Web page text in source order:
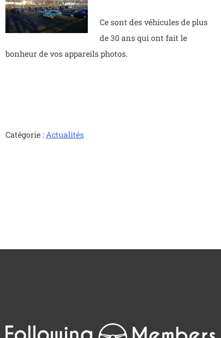
Ce sont des véhicules de plus
de 30 ans qui ont fait le
bonheur de vos appareils photos.
Catégorie : Actualités